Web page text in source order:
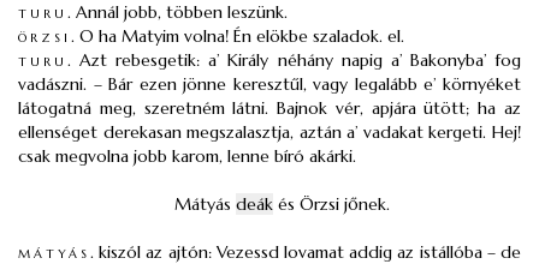
turu . Annál jobb, többen leszünk.
örzsi . O ha Matyim volna! Én elökbe szaladok. el.
turu .Azt rebesgetik: a’ Király néhány napig a’ Bakonyba’ fog
vadászni. – Bár ezen jönne keresztűl, vagy legalább e’ környéket
látogatná meg, szeretném látni. Bajnok vér, apjára ütött; ha az
ellenséget derekasan megszalasztja, aztán a’ vadakat kergeti. Hej!
csak megvolna jobb karom, lenne bíró akárki.
Mátyás deákés Örzsi jőnek.
mátyás.kiszól az ajtón: Vezessd lovamat addig az istállóba – de